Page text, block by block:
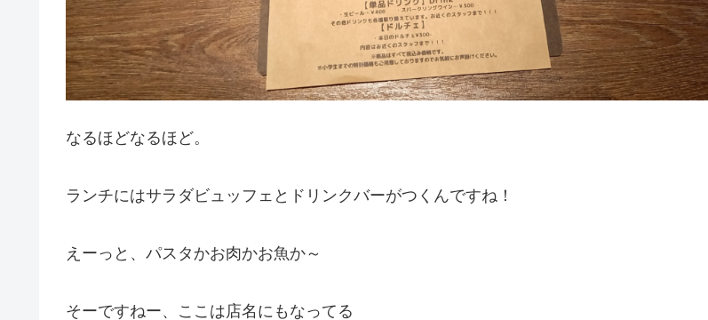
なるほどなるほど。
ランチにはサラダビュッフェとドリンクバーがつくんですね！
えーっと、パスタかお肉かお魚か～
そーですねー、ここは店名にもなってる